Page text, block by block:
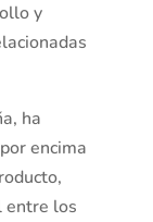
y
ha
encima
entre los